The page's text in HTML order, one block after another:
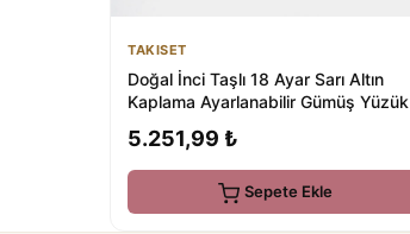
TAKISET
Doğal İnci Taşlı 18 Ayar Sarı Altın
Kaplama Ayarlanabilir Gümüş Yüzük
5.251,99 ₺
Sepete Ekle